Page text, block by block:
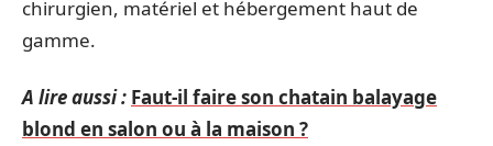
chirurgien, matériel et hébergement haut de
gamme.
A lire aussi : Faut-il faire son chatain balayage
blond en salon ou à la maison ?